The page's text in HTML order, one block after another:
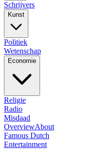
Schrijvers
Kunst
Politiek
Wetenschap
Economie
Religie
Radio
Misdaad
OverviewAbout
Famous Dutch
Entertainment